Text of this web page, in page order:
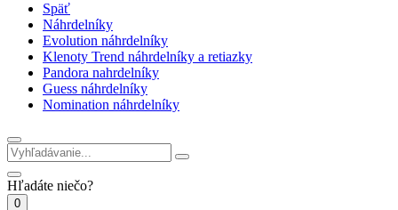
Späť
Náhrdelníky
Evolution náhrdelníky
Klenoty Trend náhrdelníky a retiazky
Pandora nahrdelníky
Guess náhrdelníky
Nomination náhrdelníky
Hľadáte niečo?
0